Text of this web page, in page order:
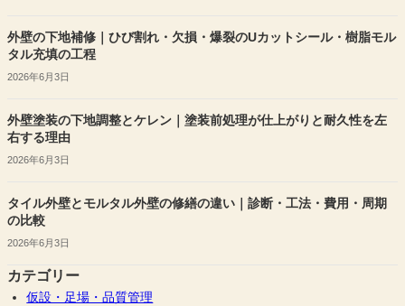
外壁の下地補修｜ひび割れ・欠損・爆裂のUカットシール・樹脂モル
タル充填の工程
2026年6月3日
外壁塗装の下地調整とケレン｜塗装前処理が仕上がりと耐久性を左
右する理由
2026年6月3日
タイル外壁とモルタル外壁の修繕の違い｜診断・工法・費用・周期
の比較
2026年6月3日
カテゴリー
仮設・足場・品質管理